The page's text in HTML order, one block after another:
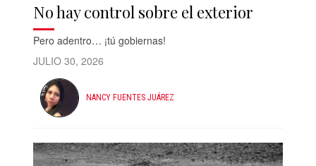
No hay control sobre el exterior
Pero adentro… ¡tú gobiernas!
JULIO 30, 2026
NANCY FUENTES JUÁREZ